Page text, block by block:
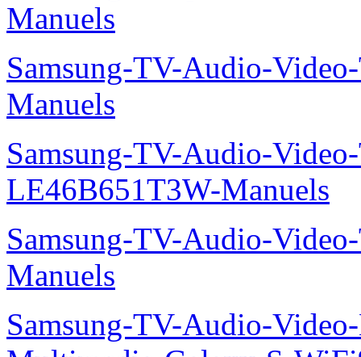
Manuels
Samsung-TV-Audio-
Manuels
Samsung-TV-Audio-
LE46B651T3W-Manuels
Samsung-TV-Audio-
Manuels
Samsung-TV-Audio-